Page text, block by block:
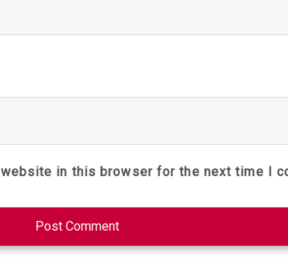
website in this browser for the next time I